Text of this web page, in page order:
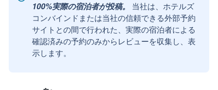
100%実際の宿泊者が投稿。
当社は、ホテルズ
コンバインドまたは当社の信頼できる外部予約
サイトとの間で行われた、実際の宿泊者による
確認済みの予約のみからレビューを収集し、表
示します。